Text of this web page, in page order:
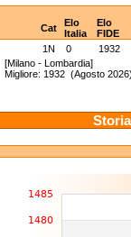
Cat
Elo
Italia
Elo
FIDE
1N 0
1932
[Milano - Lombardia]
Migliore: 1932 (Agosto